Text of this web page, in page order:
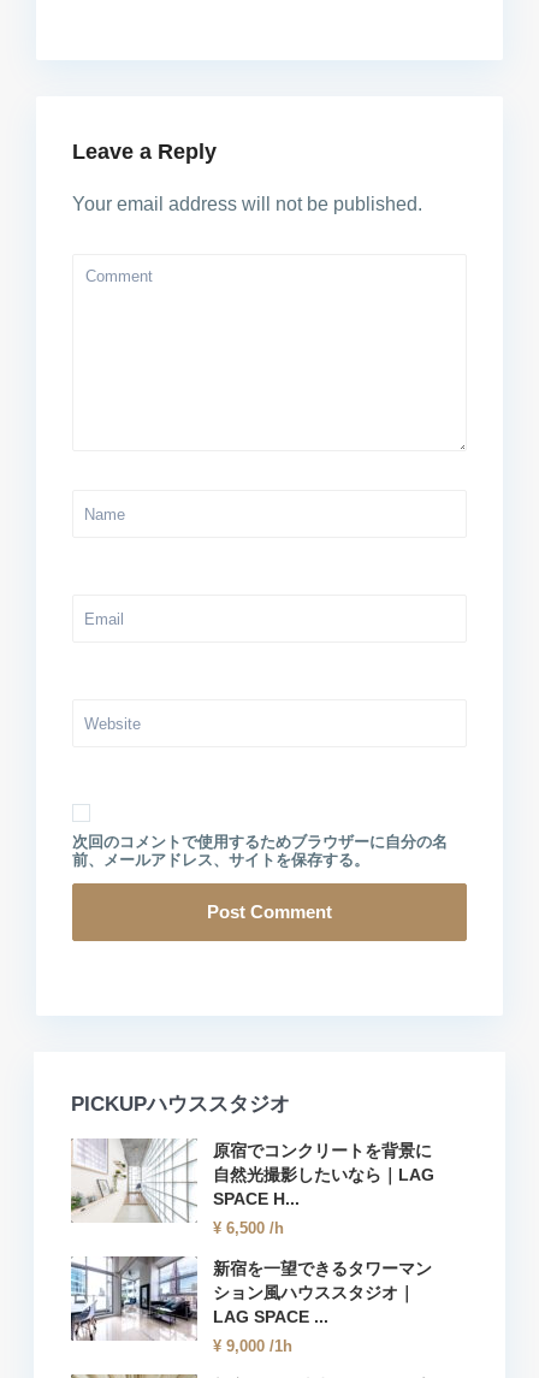
Leave a Reply
Your email address will not be published.
次回のコメントで使用するためブラウザーに自分の名
前、メールアドレス、サイトを保存する。
PICKUPハウススタジオ
原宿でコンクリートを背景に
自然光撮影したいなら｜LAG
SPACE H...
¥ 6,500 /h
新宿を一望できるタワーマン
ション風ハウススタジオ｜
LAG SPACE ...
¥ 9,000 /1h